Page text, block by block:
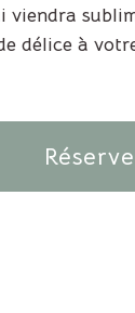
viendra
délice à